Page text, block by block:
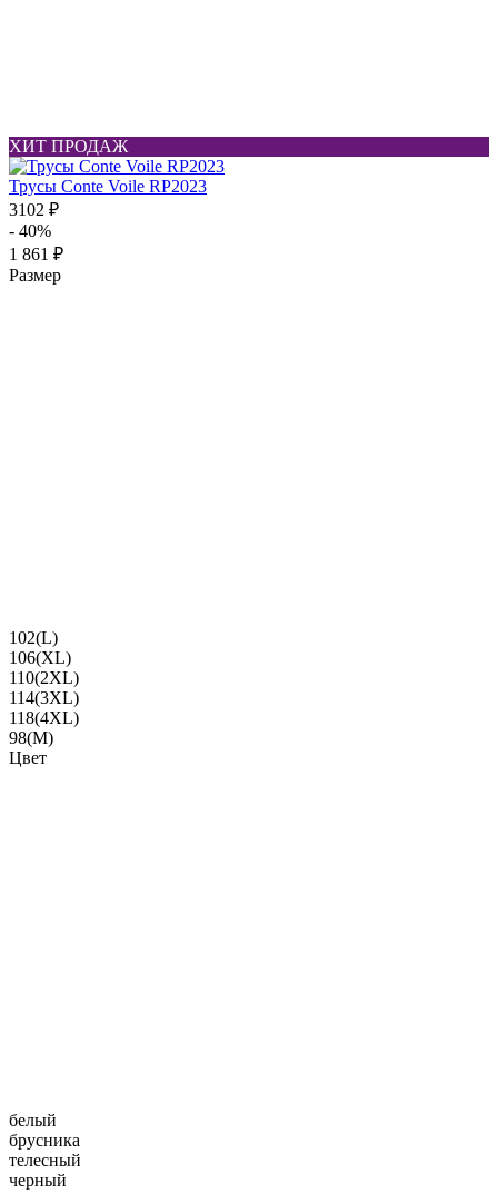
ХИТ ПРОДАЖ
Трусы Conte Voile RP2023
3102 ₽
- 40%
1 861 ₽
Размер
102(L)
106(XL)
110(2XL)
114(3XL)
118(4XL)
98(M)
Цвет
белый
брусника
телесный
черный